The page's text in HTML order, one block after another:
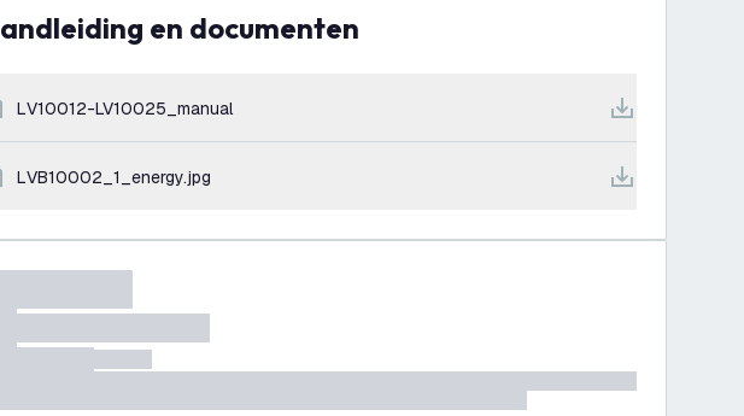
Handleiding en documenten
LV10012-LV10025_manual
LVB10002_1_energy.jpg